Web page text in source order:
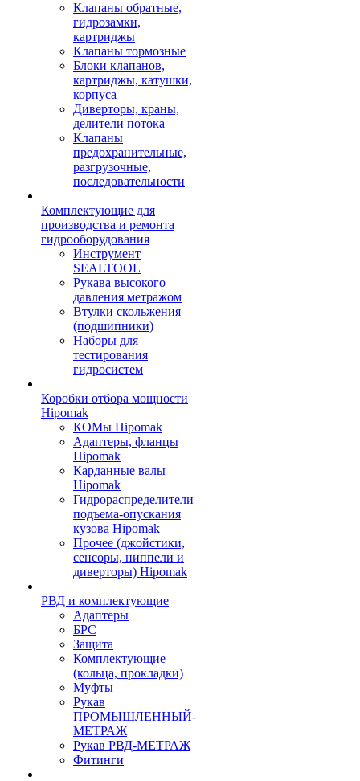
Клапаны обратные,
гидрозамки,
картриджы
Клапаны тормозные
Блоки клапанов,
картриджы, катушки,
корпуса
Диверторы, краны,
делители потока
Клапаны
предохранительные,
разгрузочные,
последовательности
Комплектующие для
производства и ремонта
гидрооборудования
Инструмент
SEALTOOL
Рукава высокого
давления метражом
Втулки скольжения
(подшипники)
Наборы для
тестирования
гидросистем
Коробки отбора мощности
Hipomak
КОМы Hipomak
Адаптеры, фланцы
Hipomak
Карданные валы
Hipomak
Гидрораспределители
подъема-опускания
кузова Hipomak
Прочее (джойстики,
сенсоры, ниппели и
диверторы) Hipomak
РВД и комплектующие
Адаптеры
БРС
Защита
Комплектующие
(кольца, прокладки)
Муфты
Рукав
ПРОМЫШЛЕННЫЙ-
МЕТРАЖ
Рукав РВД-МЕТРАЖ
Фитинги